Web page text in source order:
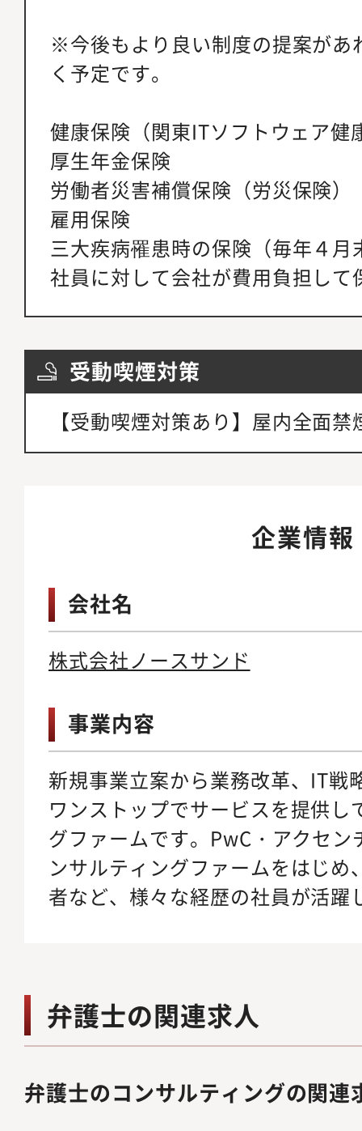
※今後もより良い制度の提案があ
く予定です。
健康保険（関東ITソフトウェア健
厚生年金保険
労働者災害補償保険（労災保険）
雇用保険
三大疾病罹患時の保険（毎年４
社員に対して会社が費用負担して
受動喫煙対策
【受動喫煙対策あり】屋内全面禁
企業情報
会社名
株式会社ノースサンド
事業内容
新規事業立案から業務改革、IT戦
ワンストップでサービスを提供し
グファームです。PwC・アクセ
ンサルティングファームをはじ
者など、様々な経歴の社員が活躍
弁護士の関連求人
弁護士のコンサルティングの関連